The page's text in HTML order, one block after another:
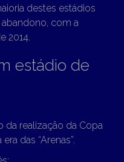
destes estádios
com a
2014.
estádio de
da realização da Copa
das “Arenas”.